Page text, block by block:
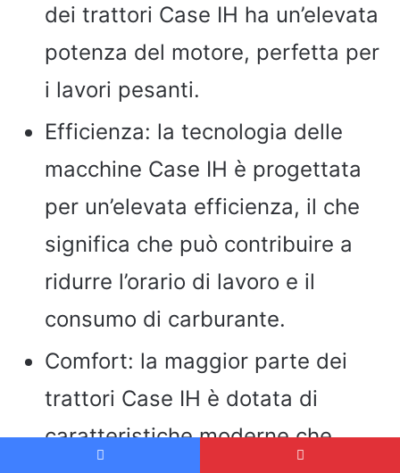
dei trattori Case IH ha un’elevata
potenza del motore, perfetta per
i lavori pesanti.
Efficienza: la tecnologia delle
macchine Case IH è progettata
per un’elevata efficienza, il che
significa che può contribuire a
ridurre l’orario di lavoro e il
consumo di carburante.
Comfort: la maggior parte dei
trattori Case IH è dotata di
caratteristiche moderne che